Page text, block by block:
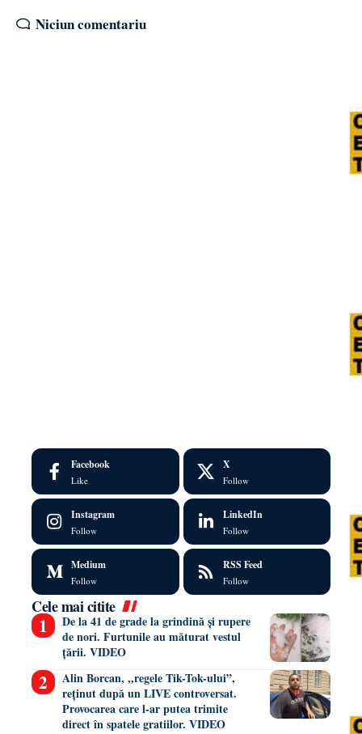
Niciun comentariu
Facebook
Like
X
Follow
Instagram
Follow
LinkedIn
Follow
Medium
Follow
RSS Feed
Follow
Cele mai citite
De la 41 de grade la grindină și rupere
de nori. Furtunile au măturat vestul
țării. VIDEO
Alin Borcan, ,,regele Tik-Tok-ului”,
reținut după un LIVE controversat.
Provocarea care l-ar putea trimite
direct în spatele gratiilor. VIDEO